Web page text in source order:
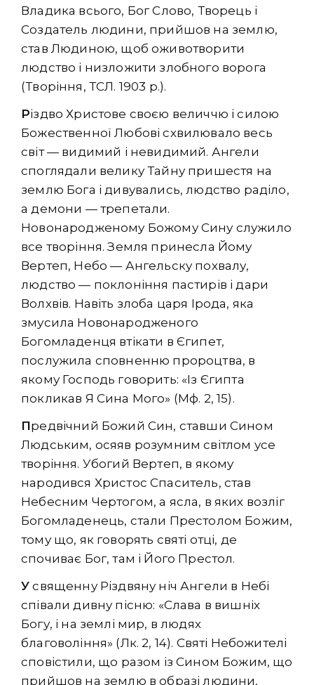
Владика всього, Бог Слово, Творець і
Создатель людини, прийшов на землю,
став Людиною, щоб оживотворити
людство і низложити злобного ворога
(Творіння, ТСЛ. 1903 р.).
Різдво Христове своєю величчю і силою
Божественної Любові схвилювало весь
світ — видимий і невидимий. Ангели
споглядали велику Тайну пришестя на
землю Бога і дивувались, людство раділо,
а демони — трепетали.
Новонародженому Божому Сину служило
все творіння. Земля принесла Йому
Вертеп, Небо — Ангельску похвалу,
людство — поклоніння пастирів і дари
Волхвів. Навіть злоба царя Ірода, яка
змусила Новонародженого
Богомладенця втікати в Єгипет,
послужила сповненню пророцтва, в
якому Господь говорить: «Із Єгипта
покликав Я Сина Мого» (Мф. 2, 15).
Предвічний Божий Син, ставши Сином
Людським, осяяв розумним світлом усе
творіння. Убогий Вертеп, в якому
народився Христос Спаситель, став
Небесним Чертогом, а ясла, в яких возліг
Богомладенець, стали Престолом Божим,
тому що, як говорять святі отці, де
спочиває Бог, там і Його Престол.
У священну Різдвяну ніч Ангели в Небі
співали дивну пісню: «Слава в вишніх
Богу, і на землі мир, в людях
благовоління» (Лк. 2, 14). Святі Небожителі
сповістили, що разом із Сином Божим, що
прийшов на землю в образі людини,